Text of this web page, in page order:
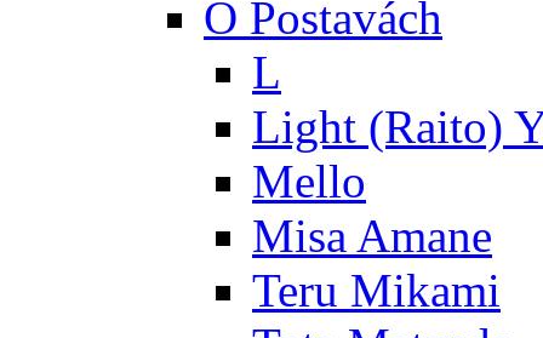
O Postavách
L
Light (Raito)
Mello
Misa Amane
Teru Mikami